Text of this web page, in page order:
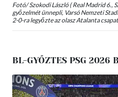
Fotó/ Szokodi László ( Real Madrid 6.,
győzelmét ünnepli, Varsó Nemzeti
2-0-ra legyőzte az olasz Atalanta
BL-GYŐZTES PSG 2026